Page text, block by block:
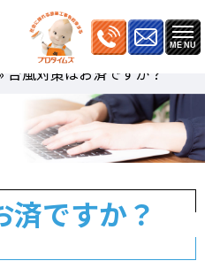
台風対策はお済ですか？
済ですか？